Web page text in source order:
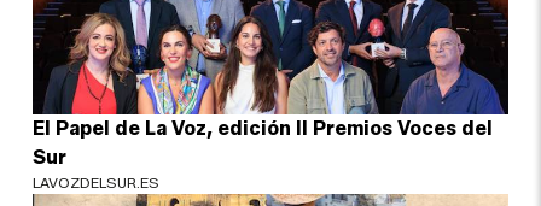
El Papel de La Voz, edición II Premios Voces del
Sur
LAVOZDELSUR.ES